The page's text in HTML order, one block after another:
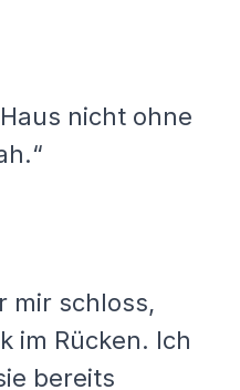
nicht ohne
mir schloss,
im Rücken. Ich
bereits